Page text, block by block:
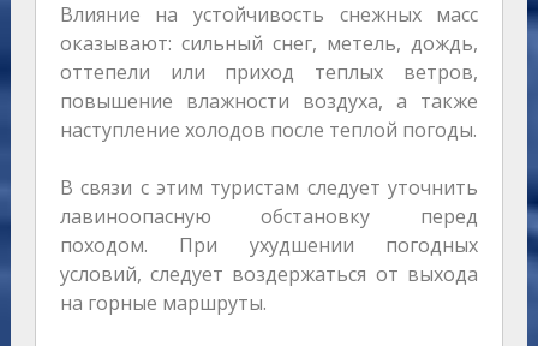
Влияние на устойчивость снежных масс
оказывают: сильный снег, метель, дождь,
оттепели или приход теплых ветров,
повышение влажности воздуха, а также
наступление холодов после теплой погоды.
В связи с этим туристам следует уточнить
лавиноопасную обстановку перед
походом. При ухудшении погодных
условий, следует воздержаться от выхода
на горные маршруты.